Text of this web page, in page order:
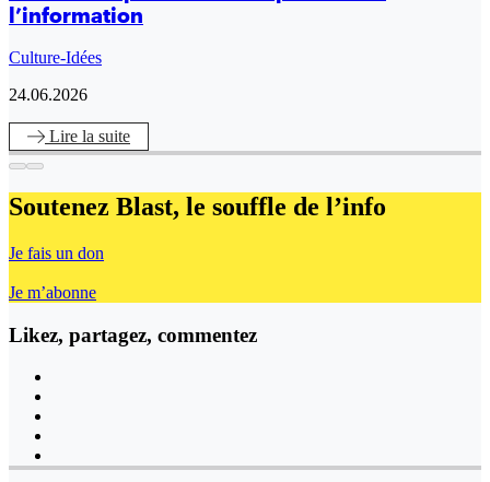
l’information
Culture-Idées
24.06.2026
Lire la suite
Soutenez Blast, le souffle de l’info
Je fais un don
Je m’abonne
Likez, partagez, commentez